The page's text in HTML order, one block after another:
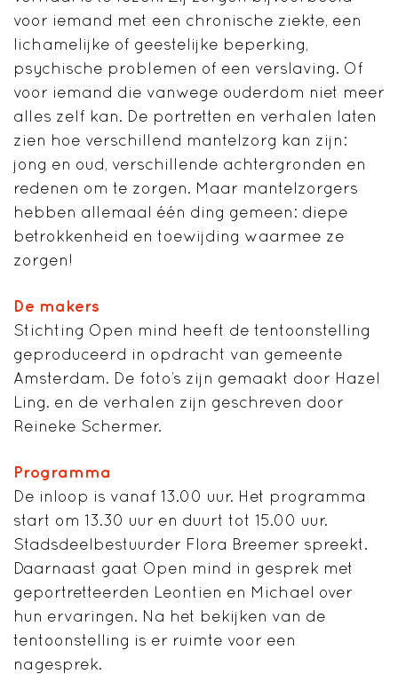
voor iemand met een chronische ziekte, een
lichamelijke of geestelijke beperking,
psychische problemen of een verslaving. Of
voor iemand die vanwege ouderdom niet meer
alles zelf kan. De portretten en verhalen laten
zien hoe verschillend mantelzorg kan zijn:
jong en oud, verschillende achtergronden en
redenen om te zorgen. Maar mantelzorgers
hebben allemaal één ding gemeen: diepe
betrokkenheid en toewijding waarmee ze
zorgen!
De makers
Stichting Open mind heeft de tentoonstelling
geproduceerd in opdracht van gemeente
Amsterdam. De foto’s zijn gemaakt door Hazel
Ling. en de verhalen zijn geschreven door
Reineke Schermer.
Programma
De inloop is vanaf 13.00 uur. Het programma
start om 13.30 uur en duurt tot 15.00 uur.
Stadsdeelbestuurder Flora Breemer spreekt.
Daarnaast gaat Open mind in gesprek met
geportretteerden Leontien en Michael over
hun ervaringen. Na het bekijken van de
tentoonstelling is er ruimte voor een
nagesprek.